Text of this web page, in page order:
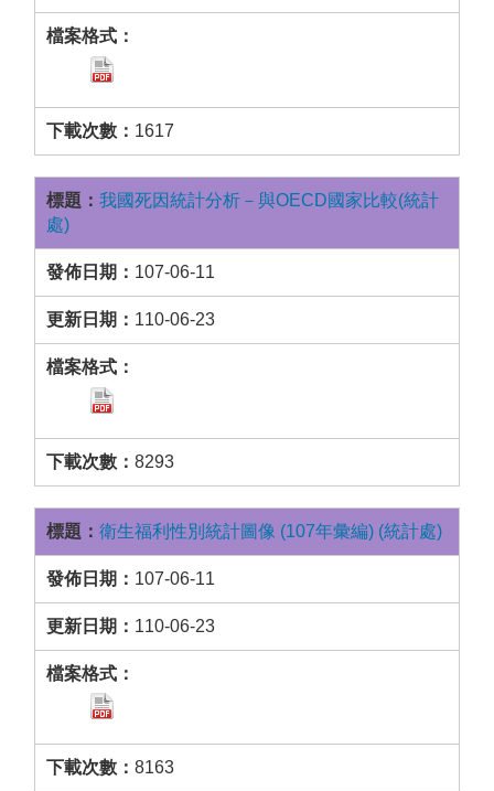
1617
我國死因統計分析－與OECD國家比較(統計
處)
107-06-11
110-06-23
8293
衛生福利性別統計圖像 (107年彙編) (統計處)
107-06-11
110-06-23
8163